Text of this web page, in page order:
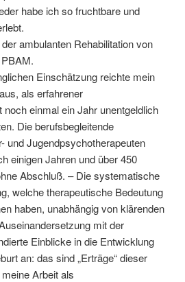
habe ich so fruchtbare und
ambulanten Rehabilitation von
Einschätzung reichte mein
als erfahrener
einmal ein Jahr unentgeldlich
Die berufsbegleitende
und Jugendpsychotherapeuten
einigen Jahren und über 450
Abschluß. – Die systematische
welche therapeutische Bedeutung
haben, unabhängig von klärenden
mit der
Einblicke in die Entwicklung
an: das sind „Erträge“ dieser
Arbeit als